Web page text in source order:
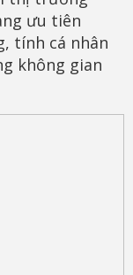
ưu tiên
tính cá nhân
không gian